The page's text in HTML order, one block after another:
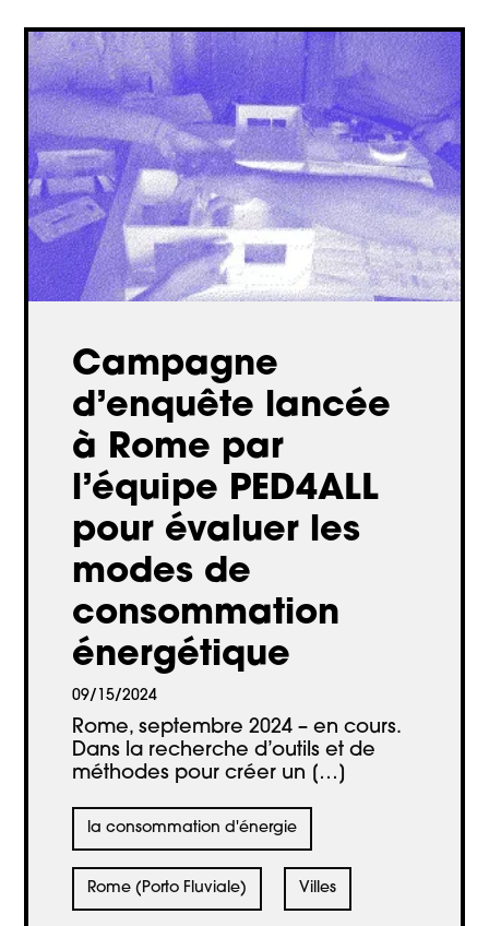
Campagne
d’enquête lancée
à Rome par
l’équipe PED4ALL
pour évaluer les
modes de
consommation
énergétique
09/15/2024
Rome, septembre 2024 – en cours.
Dans la recherche d’outils et de
méthodes pour créer un […]
la consommation d'énergie
Rome (Porto Fluviale) Villes